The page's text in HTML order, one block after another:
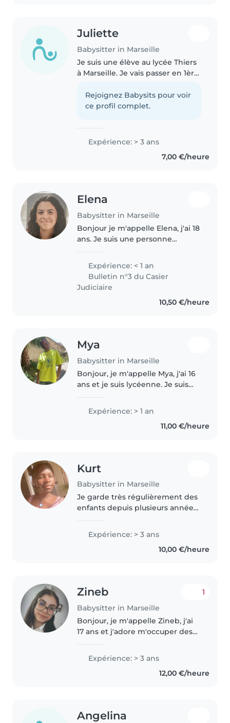
Juliette
Babysitter in Marseille
Je suis une élève au lycée Thiers
à Marseille. Je vais passer en 1ère
suis de nature calme et
attentionnée. Je suis créative et j
Rejoignez Babysits pour voir
ce profil complet.
Expérience: > 3 ans
7,00 €/heure
Elena
Babysitter in Marseille
Bonjour je m'appelle Elena, j'ai 18
ans. Je suis une personne
amicale, empathique et j'adore
les enfants. Je suis certifiée en
premiers secours et j'ai des..
Expérience: < 1 an
Bulletin n°3 du Casier
Judiciaire
10,50 €/heure
Mya
Babysitter in Marseille
Bonjour, je m'appelle Mya, j'ai 16
ans et je suis lycéenne. Je suis
la mode et les activités créatives.
Expérience: > 1 an
11,00 €/heure
Kurt
Babysitter in Marseille
Je garde très régulièrement des
enfants depuis plusieurs années,
et 8 ans. Je sais être responsable
et divertir les enfants quand il le
Expérience: > 3 ans
10,00 €/heure
Zineb
Babysitter in Marseille
1
Bonjour, je m'appelle Zineb, j'ai
17 ans et j'adore m'occuper des
sœurs plus jeunes, j'ai déjà
beaucoup d'expérience pour les
garder au quotidien : préparer..
Expérience: > 3 ans
12,00 €/heure
Angelina